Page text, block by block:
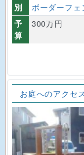
別
ボーダーフェ
予
算
300万円
お庭へのアクセ